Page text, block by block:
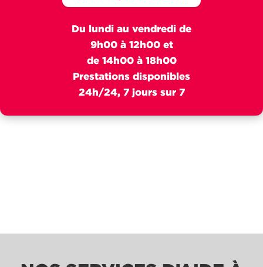
Du lundi au vendredi de
9h00 à 12h00 et
de 14h00 à 18h00
Prestations disponibles
24h/24, 7 jours sur 7